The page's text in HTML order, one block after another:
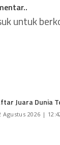
untuk
Juara Dunia
Agustus 2026 |